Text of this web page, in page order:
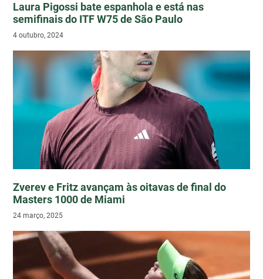
Laura Pigossi bate espanhola e está nas
semifinais do ITF W75 de São Paulo
4 outubro, 2024
Zverev e Fritz avançam às oitavas de final do
Masters 1000 de Miami
24 março, 2025